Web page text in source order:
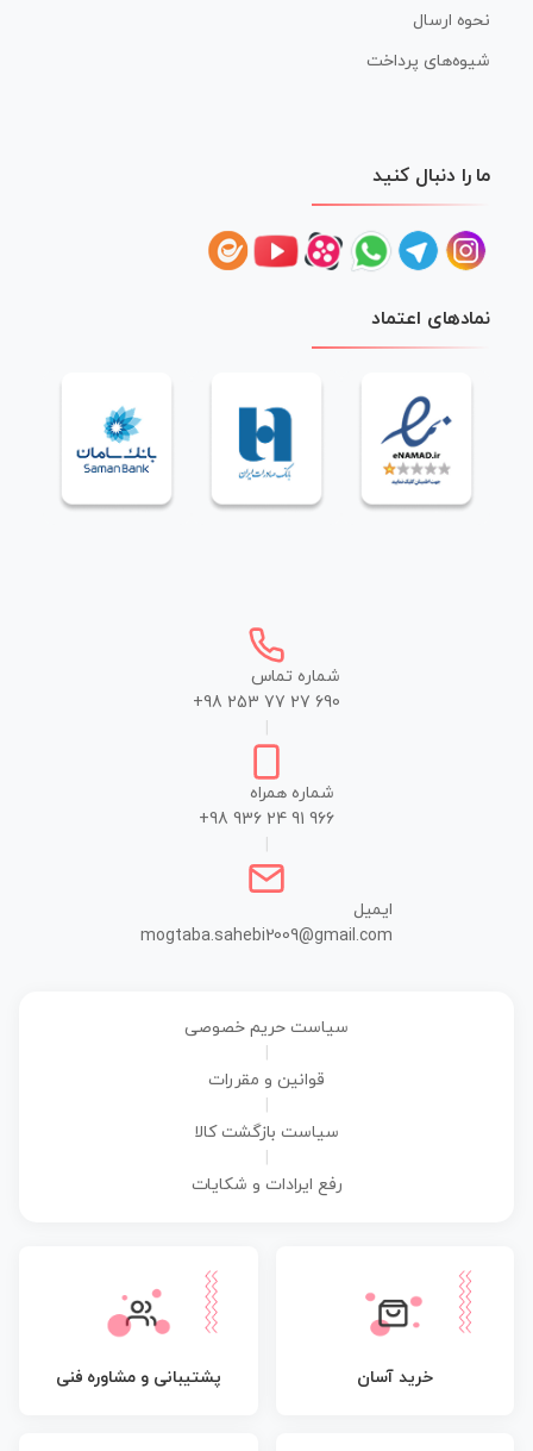
نحوه ارسال
شیوه‌های پرداخت
ما را دنبال کنید
نمادهای اعتماد
شماره تماس
+98 253 77 27 690
شماره همراه
+98 936 24 91 966
ایمیل
mogtaba.sahebi2009@gmail.com
سیاست حریم خصوصی
قوانین و مقررات
سیاست بازگشت کالا
رفع ایرادات و شکایات
خرید آسان پشتیبانی و مشاوره فنی